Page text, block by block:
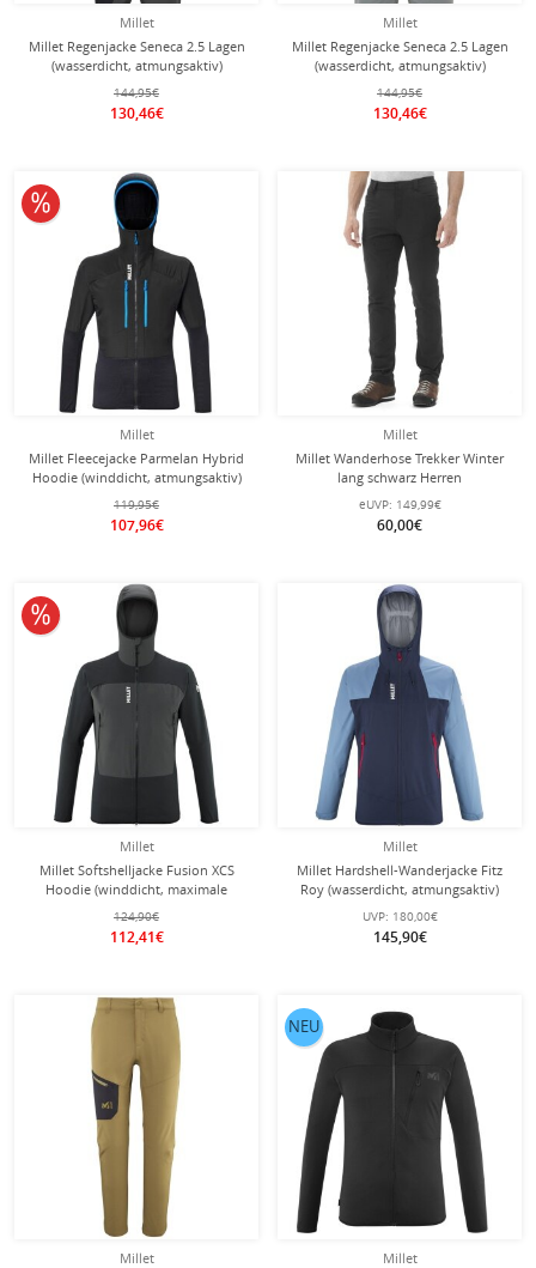
Millet
Millet Regenjacke Seneca 2.5 Lagen
(wasserdicht, atmungsaktiv)
hellgrün/grau Herren
144,95€
130,46€
Millet
Millet Regenjacke Seneca 2.5 Lagen
(wasserdicht, atmungsaktiv)
saphirblau Herren
144,95€
130,46€
Millet
Millet Fleecejacke Parmelan Hybrid
Hoodie (winddicht, atmungsaktiv)
schwarz Herren
119,95€
107,96€
10% reduziert
Millet
Millet Wanderhose Trekker Winter
lang schwarz Herren
eUVP: 149,99€
60,00€
Millet
Millet Softshelljacke Fusion XCS
Hoodie (winddicht, maximale
Bewegungsfreiheit)
schwarz/dunkelgrau Herren
124,90€
112,41€
10% reduziert
Millet
Millet Hardshell-Wanderjacke Fitz
Roy (wasserdicht, atmungsaktiv)
saphirblau/denimblau Herren
UVP: 180,00€
145,90€
Millet
Millet
NEU